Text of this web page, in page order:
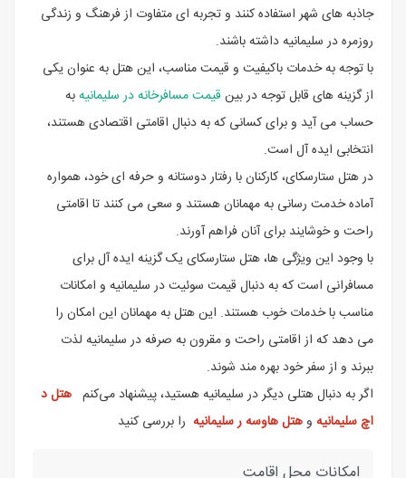
جاذبه های شهر استفاده کنند و تجربه ای متفاوت از فرهنگ و زندگی
روزمره در سلیمانیه داشته باشند.
با توجه به خدمات باکیفیت و قیمت مناسب، این هتل به عنوان یکی
از گزینه های قابل توجه در بین قیمت مسافرخانه در سلیمانیهبه
حساب می آید و برای کسانی که به دنبال اقامتی اقتصادی هستند،
انتخابی ایده آل است.
در هتل ستارسکای، کارکنان با رفتار دوستانه و حرفه ای خود، همواره
آماده خدمت رسانی به مهمانان هستند و سعی می کنند تا اقامتی
راحت و خوشایند برای آنان فراهم آورند.
با وجود این ویژگی ها، هتل ستارسکای یک گزینه ایده آل برای
مسافرانی است که به دنبال قیمت سوئیت در سلیمانیه و امکانات
مناسب با خدمات خوب هستند. این هتل به مهمانان این امکان را
می دهد که از اقامتی راحت و مقرون به صرفه در سلیمانیه لذت
ببرند و از سفر خود بهره مند شوند.
اگر به دنبال هتلی دیگر در سلیمانیه هستید، پیشنهاد می‌کنم هتل د
اچ سلیمانیه وهتل هاوسه ر سلیمانیه را بررسی کنید